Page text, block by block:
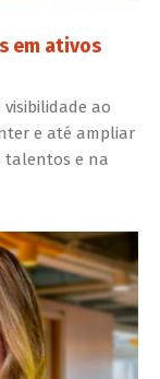
em ativos
ao
e até ampliar
talentos e na